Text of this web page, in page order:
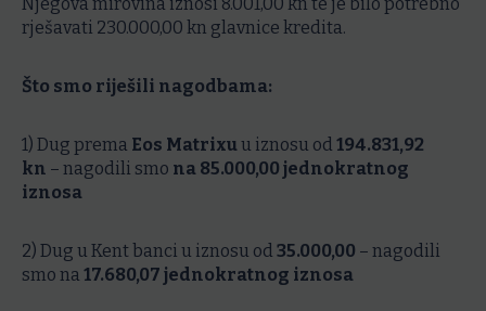
Njegova mirovina iznosi 8.001,00 kn te je bilo potrebno
rješavati 230.000,00 kn glavnice kredita.
Što smo riješili nagodbama:
1) Dug prema Eos Matrixuu iznosu od 194.831,92
kn – nagodili smo na 85.000,00 jednokratnog
iznosa
2) Dug u Kent banci u iznosu od 35.000,00 – nagodili
smo na 17.680,07 jednokratnog iznosa